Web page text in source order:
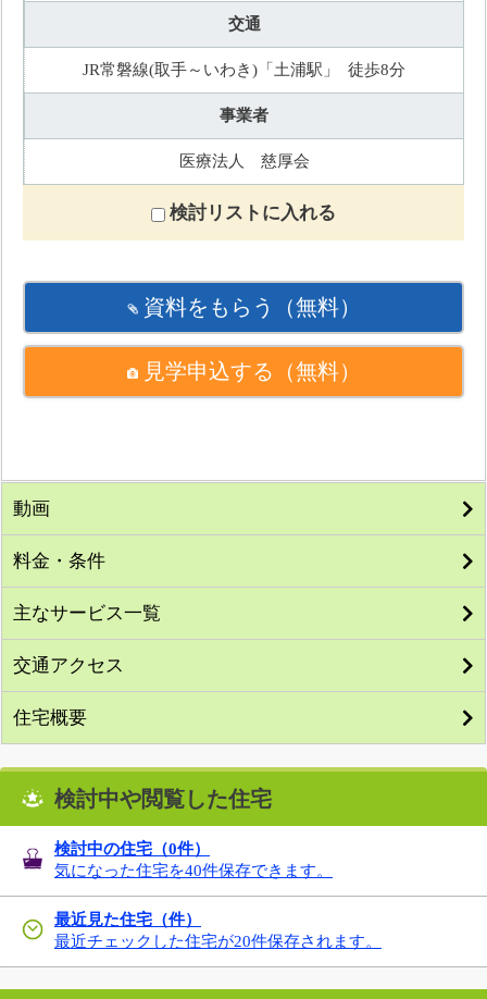
交通
JR常磐線(取手～いわき)「土浦駅」 徒歩8分
事業者
医療法人 慈厚会
検討リストに入れる
資料をもらう （無料）
見学申込する （無料）
動画
料金・条件
主なサービス一覧
交通アクセス
住宅概要
検討中や閲覧した住宅
検討中の住宅（0件）
気になった住宅を40件保存できます。
最近見た住宅（件）
最近チェックした住宅が20件保存されます。